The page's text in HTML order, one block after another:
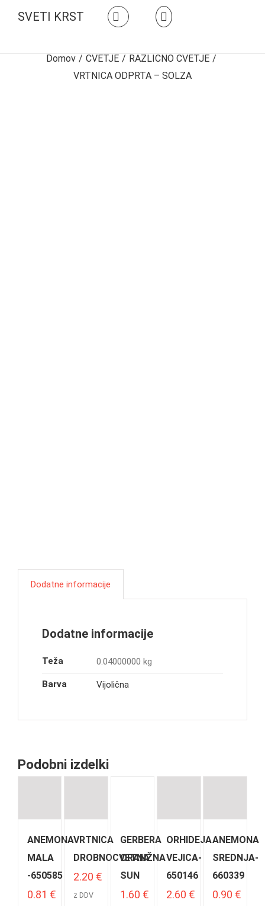
SVETI KRST
Domov / CVETJE / RAZLIČNO CVETJE /
VRTNICA ODPRTA – SOLZA
Dodatne informacije
Dodatne informacije
Teža 0.04000000 kg
Barva Vijolična
Podobni izdelki
ANEMONA
MALA
-650585
0.81 €
VRTNICA
DROBNOCVETNA
2.20 €
z DDV
GERBERA
ORANŽNA
SUN
1.60 €
ORHIDEJA
VEJICA-
650146
2.60 €
ANEMONA
SREDNJA-
660339
0.90 €